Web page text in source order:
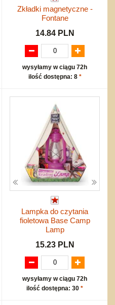
Zkładki magnetyczne -
Fontane
14.84 PLN
wysyłamy w ciągu 72h
ilość dostępna: 8 *
Lampka do czytania
fioletowa Base Camp
Lamp
15.23 PLN
wysyłamy w ciągu 72h
ilość dostępna: 30 *